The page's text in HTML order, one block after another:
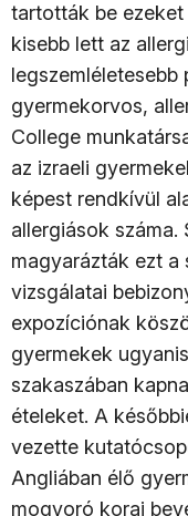
tartották be
kisebb lett az
legszemléletesebb
gyermekorvos,
College
az izraeli
képest rendkívül
allergiások
magyarázták ezt a
vizsgálatai
expozíciónak
gyermekek
szakaszában
ételeket. A
vezette
Angliában élő
mogyoró korai